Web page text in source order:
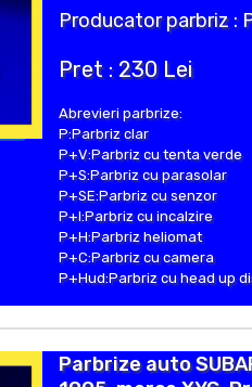
Producator parbriz :
Pret : 230 Lei
Abrevieri parbrize:
P:Parbriz clar
P+V:Parbriz cu tenta verde
P+S:Parbriz cu parasolar
P+SE:Parbriz cu senzor
P+I:Parbriz cu incalzire
P+H:Parbriz heliomat
P+C:Parbriz cu camera
P+Hud:Parbriz cu head up
Parbrize auto